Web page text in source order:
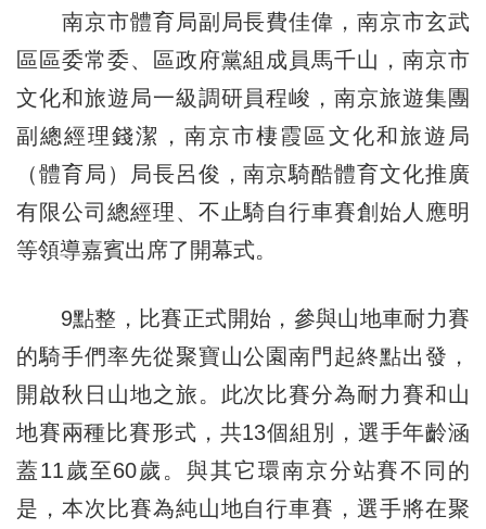
南京市體育局副局長費佳偉，南京市玄武
區區委常委、區政府黨組成員馬千山，南京市
文化和旅遊局一級調研員程峻，南京旅遊集團
副總經理錢潔，南京市棲霞區文化和旅遊局
（體育局）局長呂俊，南京騎酷體育文化推廣
有限公司總經理、不止騎自行車賽創始人應明
等領導嘉賓出席了開幕式。
9點整，比賽正式開始，參與山地車耐力賽
的騎手們率先從聚寶山公園南門起終點出發，
開啟秋日山地之旅。此次比賽分為耐力賽和山
地賽兩種比賽形式，共13個組別，選手年齡涵
蓋11歲至60歲。與其它環南京分站賽不同的
是，本次比賽為純山地自行車賽，選手將在聚